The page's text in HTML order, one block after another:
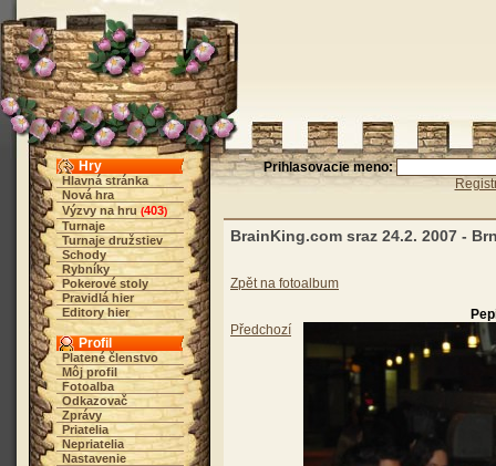
Hry
Hlavná stránka
Nová hra
Výzvy na hru (403)
Turnaje
Turnaje družstiev
Schody
Rybníky
Pokerové stoly
Pravidlá hier
Editory hier
Profil
Platené členstvo
Môj profil
Fotoalba
Odkazovač
Zprávy
Priatelia
Nepriatelia
Nastavenie
Prihlasovacie meno:
BrainKing.com sraz 24.2. 2007 -
Zpět na fotoalbum
Předchozí